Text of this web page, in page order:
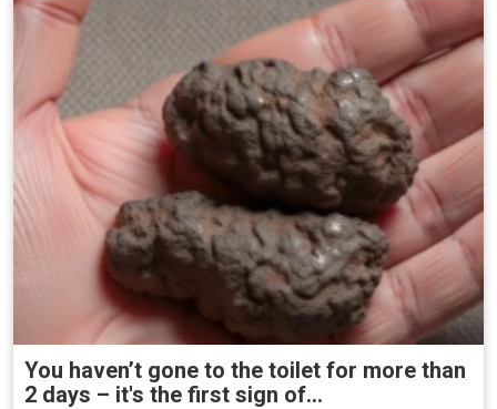
You haven’t gone to the toilet for more than
2 days – it's the first sign of...